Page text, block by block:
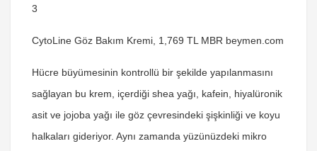
3
CytoLine Göz Bakım Kremi, 1,769 TL MBR beymen.com
Hücre büyümesinin kontrollü bir şekilde yapılanmasını
sağlayan bu krem, içerdiği shea yağı, kafein, hiyalüronik
asit ve jojoba yağı ile göz çevresindeki şişkinliği ve koyu
halkaları gideriyor. Aynı zamanda yüzünüzdeki mikro